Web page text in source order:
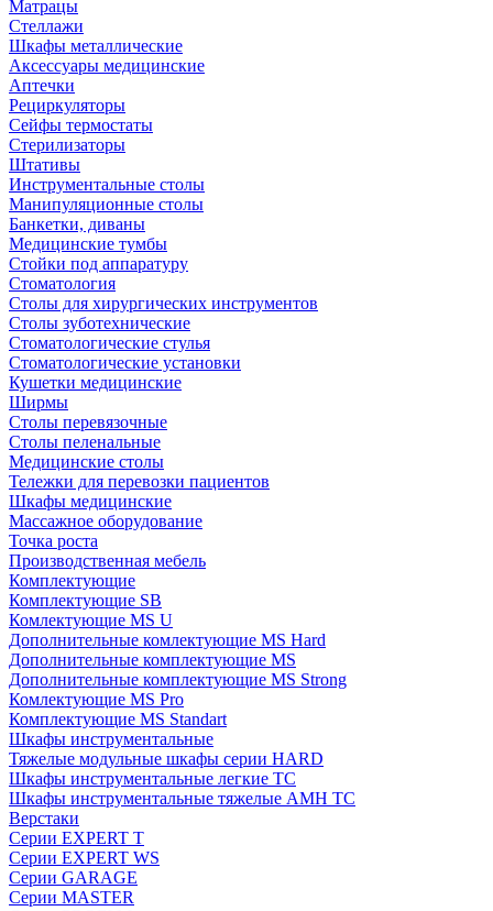
Матрацы
Стеллажи
Шкафы металлические
Аксессуары медицинские
Аптечки
Рециркуляторы
Сейфы термостаты
Стерилизаторы
Штативы
Инструментальные столы
Манипуляционные столы
Банкетки, диваны
Медицинские тумбы
Стойки под аппаратуру
Стоматология
Столы для хирургических инструментов
Столы зуботехнические
Стоматологические стулья
Стоматологические установки
Кушетки медицинские
Ширмы
Столы перевязочные
Столы пеленальные
Медицинские столы
Тележки для перевозки пациентов
Шкафы медицинские
Массажное оборудование
Точка роста
Производственная мебель
Комплектующие
Комплектующие SB
Комлектующие MS U
Дополнительные комлектующие MS Hard
Дополнительные комплектующие MS
Дополнительные комплектующие MS Strong
Комлектующие MS Pro
Комплектующие MS Standart
Шкафы инструментальные
Тяжелые модульные шкафы серии HARD
Шкафы инструментальные легкие ТС
Шкафы инструментальные тяжелые AMH TC
Верстаки
Серии EXPERT T
Серии EXPERT WS
Серии GARAGE
Серии MASTER